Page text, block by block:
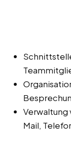
Verwaltung
Mail,